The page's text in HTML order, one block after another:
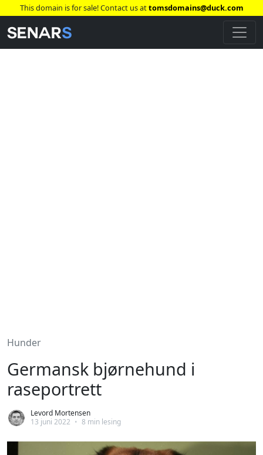
This domain is for sale! Contact us attomsdomains@duck.com
Hunder
Germansk bjørnehund i
raseportrett
Levord Mortensen
13 juni 2022 • 8 min lesing